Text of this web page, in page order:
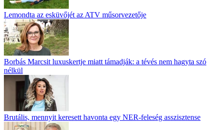
Lemondta az esküvőjét az ATV műsorvezetője
Borbás Marcsit luxuskertje miatt támadják: a tévés nem hagyta szó
nélkül
Brutális, mennyit keresett havonta egy NER-feleség asszisztense